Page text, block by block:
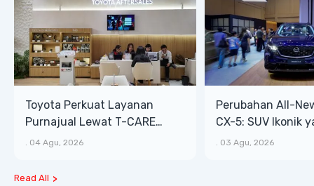
Toyota Perkuat Layanan
Purnajual Lewat T-CARE
XTRA, Manfaat Lebih Besar
. 04 Agu, 2026
Perubahan All-
CX-5: SUV Ikonik
Bongsor, Mewah,
. 03 Agu, 2026
Read All